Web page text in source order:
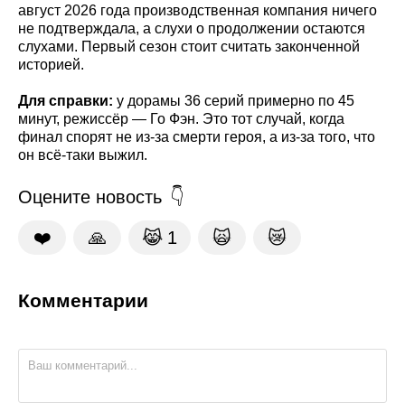
август 2026 года производственная компания ничего
не подтверждала, а слухи о продолжении остаются
слухами. Первый сезон стоит считать законченной
историей.
Для справки: у дорамы 36 серий примерно по 45
минут, режиссёр — Го Фэн. Это тот случай, когда
финал спорят не из-за смерти героя, а из-за того, что
он всё-таки выжил.
Оцените новость
❤️ 🙏 😹 1 🙀 😿
Комментарии